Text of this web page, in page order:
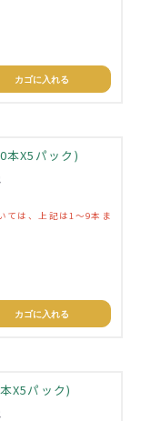
カゴに入れる
X5パック)
ては、上記は1～9本ま
カゴに入れる
X5パック)